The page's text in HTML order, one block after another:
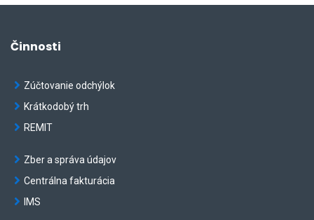
Činnosti
Zúčtovanie odchýlok
Krátkodobý trh
REMIT
Zber a správa údajov
Centrálna fakturácia
IMS